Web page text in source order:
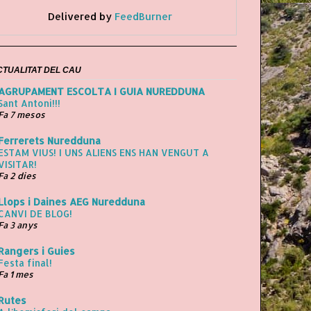
Delivered by FeedBurner
DEL CAU
ESCOLTA I GUIA NUREDDUNA
Antoni!!!
7 mesos
Nuredduna
VIUS! I UNS ALIENS ENS HAN VENGUT A
2 dies
i Daines AEG Nuredduna
DE BLOG!
3 anys
i Guies
final!
1 mes